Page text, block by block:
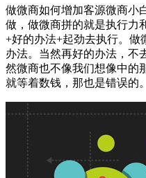
做微商如何增加客源微商小
做，做微商拼的就是执行力
+好的办法+起劲去执行。做
办法。当然再好的办法，不
然微商也不像我们想像中的
就等着数钱，那也是错误的。